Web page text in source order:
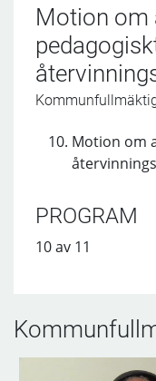
Motion om
Motion om
PROGRAM
10 av 11